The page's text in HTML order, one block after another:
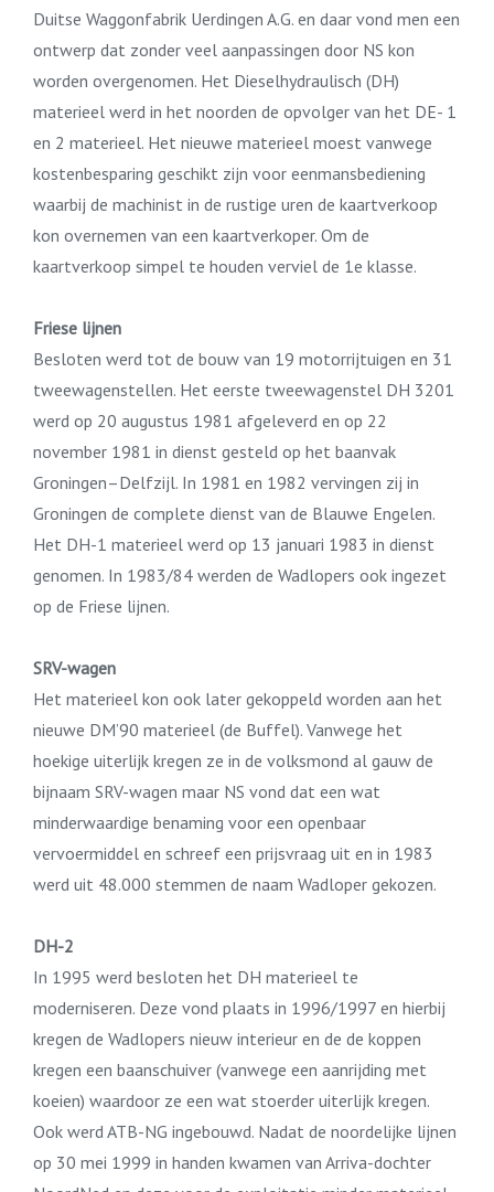
Duitse Waggonfabrik Uerdingen A.G. en daar vond men een
ontwerp dat zonder veel aanpassingen door NS kon
worden overgenomen. Het Dieselhydraulisch (DH)
materieel werd in het noorden de opvolger van het DE- 1
en 2 materieel. Het nieuwe materieel moest vanwege
kostenbesparing geschikt zijn voor eenmansbediening
waarbij de machinist in de rustige uren de kaartverkoop
kon overnemen van een kaartverkoper. Om de
kaartverkoop simpel te houden verviel de 1e klasse.
Friese lijnen
Besloten werd tot de bouw van 19 motorrijtuigen en 31
tweewagenstellen. Het eerste tweewagenstel DH 3201
werd op 20 augustus 1981 afgeleverd en op 22
november 1981 in dienst gesteld op het baanvak
Groningen–Delfzijl. In 1981 en 1982 vervingen zij in
Groningen de complete dienst van de Blauwe Engelen.
Het DH-1 materieel werd op 13 januari 1983 in dienst
genomen. In 1983/84 werden de Wadlopers ook ingezet
op de Friese lijnen.
SRV-wagen
Het materieel kon ook later gekoppeld worden aan het
nieuwe DM’90 materieel (de Buffel). Vanwege het
hoekige uiterlijk kregen ze in de volksmond al gauw de
bijnaam SRV-wagen maar NS vond dat een wat
minderwaardige benaming voor een openbaar
vervoermiddel en schreef een prijsvraag uit en in 1983
werd uit 48.000 stemmen de naam Wadloper gekozen.
DH-2
In 1995 werd besloten het DH materieel te
moderniseren. Deze vond plaats in 1996/1997 en hierbij
kregen de Wadlopers nieuw interieur en de de koppen
kregen een baanschuiver (vanwege een aanrijding met
koeien) waardoor ze een wat stoerder uiterlijk kregen.
Ook werd ATB-NG ingebouwd. Nadat de noordelijke lijnen
op 30 mei 1999 in handen kwamen van Arriva-dochter